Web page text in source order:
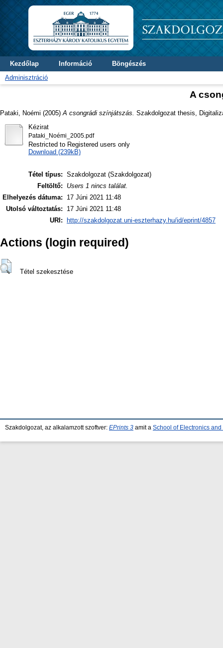
Kezdőlap Információ
Böngészés
Adminisztráció
A
Pataki, Noémi (2005) A csongrádi színjátszás. Szakdolgozat thesis,
Kézirat
Pataki_Noémi_2005.pdf
Restricted to Registered users only
Download (239kB)
Tétel típus: Szakdolgozat (Szakdolgozat)
Feltöltő:
Users 1 nincs találat.
Elhelyezés dátuma:
17 Júni 2021 11:48
Utolsó változtatás:
17 Júni 2021 11:48
URI:
http://szakdolgozat.uni-eszterhazy.hu/id/eprint/4857
Actions (login required)
Tétel szekesztése
Szakdolgozat, az alkalamzott szoftver: EPrints 3 amit a School of Electronics